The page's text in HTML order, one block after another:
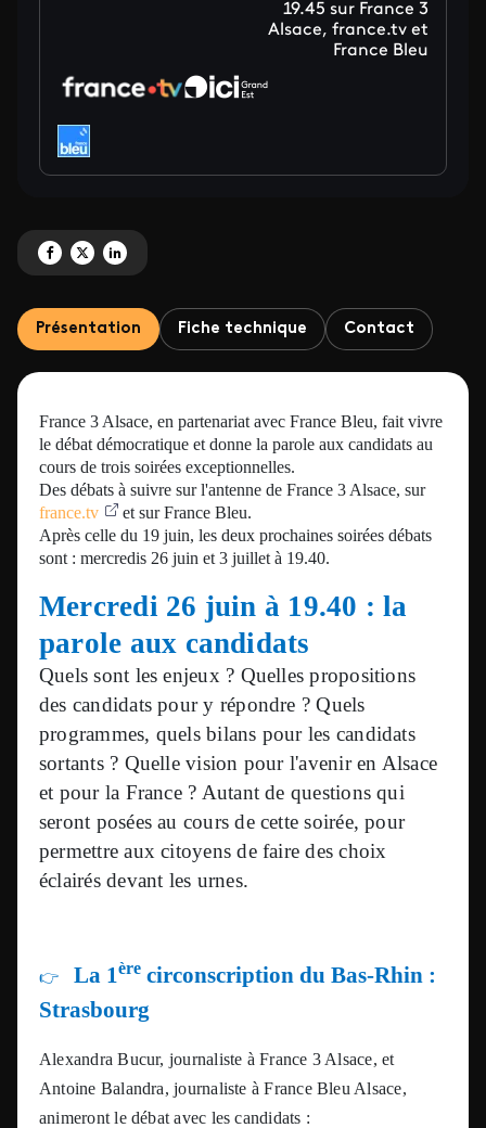
19.45 sur France 3
Alsace, france.tv et
France Bleu
Partagez 'Législatives : les débats en Alsace' sur Facebook
Partagez 'Législatives : les débats en Alsace' sur X
Partagez 'Législatives : les débats en Alsace' sur LinkedIn
Présentation Fiche technique Contact
France 3 Alsace, en partenariat avec France Bleu, fait vivre
le débat démocratique et donne la parole aux candidats au
cours de trois soirées exceptionnelles.
Des débats à suivre sur l'antenne de France 3 Alsace, sur
france.tv
et sur France Bleu.
Après celle du 19 juin, les deux prochaines soirées débats
sont : mercredis 26 juin et 3 juillet à 19.40.
Mercredi 26 juin à 19.40 : la
parole aux candidats
Quels sont les enjeux ? Quelles propositions
des candidats pour y répondre ? Quels
programmes, quels bilans pour les candidats
sortants ? Quelle vision pour l'avenir en Alsace
et pour la France ? Autant de questions qui
seront posées au cours de cette soirée, pour
permettre aux citoyens de faire des choix
éclairés devant les urnes.
👉 La 1ère circonscription du Bas-Rhin :
Strasbourg
Alexandra Bucur, journaliste à France 3 Alsace, et
Antoine Balandra, journaliste à France Bleu Alsace,
animeront le débat avec les candidats :